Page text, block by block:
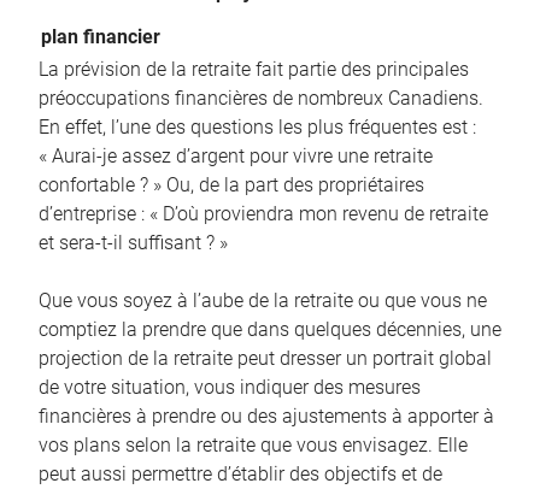
plan financier
La prévision de la retraite fait partie des principales
préoccupations financières de nombreux Canadiens.
En effet, l’une des questions les plus fréquentes est :
« Aurai-je assez d’argent pour vivre une retraite
confortable ? » Ou, de la part des propriétaires
d’entreprise : « D’où proviendra mon revenu de retraite
et sera-t-il suffisant ? »
Que vous soyez à l’aube de la retraite ou que vous ne
comptiez la prendre que dans quelques décennies, une
projection de la retraite peut dresser un portrait global
de votre situation, vous indiquer des mesures
financières à prendre ou des ajustements à apporter à
vos plans selon la retraite que vous envisagez. Elle
peut aussi permettre d’établir des objectifs et de